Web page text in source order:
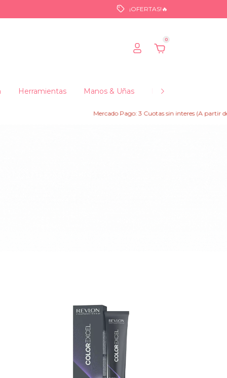
¡OFERTAS!🔥
0
Herramientas Manos & Uñas Maquillajes
Mercado Pago: 3 Cuotas sin interes (A partir de